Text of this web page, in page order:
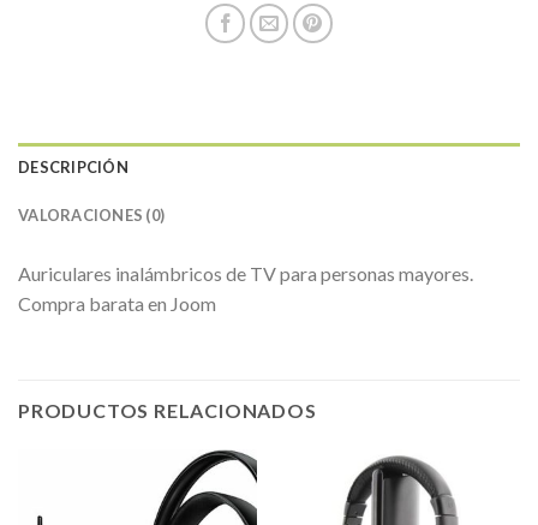
DESCRIPCIÓN
VALORACIONES (0)
Auriculares inalámbricos de TV para personas mayores.
Compra barata en Joom
PRODUCTOS RELACIONADOS